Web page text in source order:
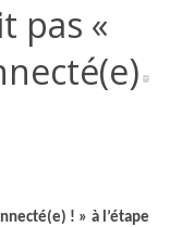
pas «
! » à l’étape